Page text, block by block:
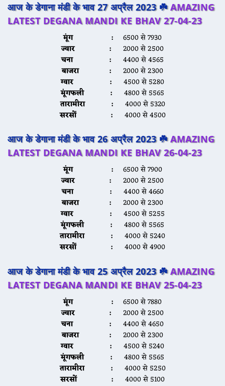
आज के डेगाना मंडी के भाव 27 अप्रैल 2023 ☘️AMAZING
LATEST DEGANA MANDI KE BHAV 27-04-23
मूंग :
6500 से 7930
ज्वार :
2000 से 2500
चना :
4400 से 4565
बाजरा :
2000 से 2300
ग्वार :
4500 से 5280
मूंगफली :
4800 से 5565
तारामीरा :
4000 से 5320
सरसों :
4000 से 4500
आज के डेगाना मंडी के भाव 26 अप्रैल 2023 ☘️AMAZING
LATEST DEGANA MANDI KE BHAV 26-04-23
मूंग :
6500 से 7900
ज्वार :
2000 से 2500
चना :
4400 से 4660
बाजरा :
2000 से 2300
ग्वार :
4500 से 5255
मूंगफली :
4800 से 5565
तारामीरा :
4000 से 5240
सरसों :
4000 से 4900
आज के डेगाना मंडी के भाव 25 अप्रैल 2023 ☘️AMAZING
LATEST DEGANA MANDI KE BHAV 25-04-23
मूंग :
6500 से 7880
ज्वार :
2000 से 2500
चना :
4400 से 4650
बाजरा :
2000 से 2300
ग्वार :
4500 से 5240
मूंगफली :
4800 से 5565
तारामीरा :
4000 से 5250
सरसों :
4000 से 5100